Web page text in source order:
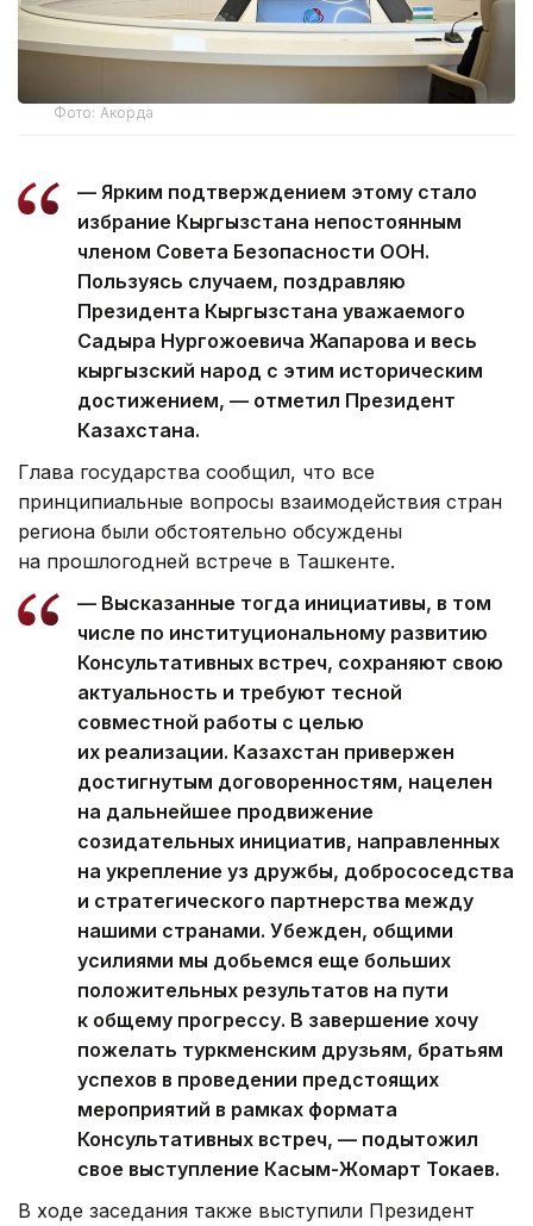
Фото: Акорда
— Ярким подтверждением этому стало
избрание Кыргызстана непостоянным
членом Совета Безопасности ООН.
Пользуясь случаем, поздравляю
Президента Кыргызстана уважаемого
Садыра Нургожоевича Жапарова и весь
кыргызский народ с этим историческим
достижением, — отметил Президент
Казахстана.
Глава государства сообщил, что все
принципиальные вопросы взаимодействия стран
региона были обстоятельно обсуждены
на прошлогодней встрече в Ташкенте.
— Высказанные тогда инициативы, в том
числе по институциональному развитию
Консультативных встреч, сохраняют свою
актуальность и требуют тесной
совместной работы с целью
их реализации. Казахстан привержен
достигнутым договоренностям, нацелен
на дальнейшее продвижение
созидательных инициатив, направленных
на укрепление уз дружбы, добрососедства
и стратегического партнерства между
нашими странами. Убежден, общими
усилиями мы добьемся еще больших
положительных результатов на пути
к общему прогрессу. В завершение хочу
пожелать туркменским друзьям, братьям
успехов в проведении предстоящих
мероприятий в рамках формата
Консультативных встреч, — подытожил
свое выступление Касым-Жомарт Токаев.
В ходе заседания также выступили Президент